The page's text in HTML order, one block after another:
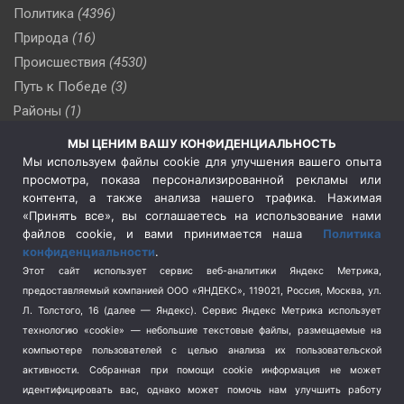
Политика (4396)
Природа (16)
Происшествия (4530)
Путь к Победе (3)
Районы (1)
Сельское хозяйство (3)
Социальная политика
(3)
Спецоперация в Украине
Спецоперация на Украине
(404)
Спорт (740)
Терроризм (1)
Транспорт (262)
Туризм (178)
Флот (76)
МЫ ЦЕНИМ ВАШУ КОНФИДЕНЦИАЛЬНОСТЬ
Мы используем файлы cookie для улучшения вашего опыта
просмотра, показа персонализированной рекламы или
контента, а также анализа нашего трафика. Нажимая
«Принять все», вы соглашаетесь на использование нами
файлов cookie, и вами принимается наша Политика
конфиденциальности.
Этот сайт использует сервис веб-аналитики Яндекс Метрика,
предоставляемый компанией ООО «ЯНДЕКС», 119021, Россия, Москва, ул.
Л. Толстого, 16 (далее — Яндекс). Сервис Яндекс Метрика использует
технологию «cookie» — небольшие текстовые файлы, размещаемые на
компьютере пользователей с целью анализа их пользовательской
активности.
Собранная при помощи cookie информация не может
идентифицировать вас, однако может помочь нам улучшить работу